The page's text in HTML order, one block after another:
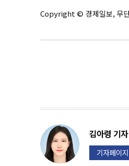
Copyright © 경제일보, 무단
김아령 기자
기자페이지